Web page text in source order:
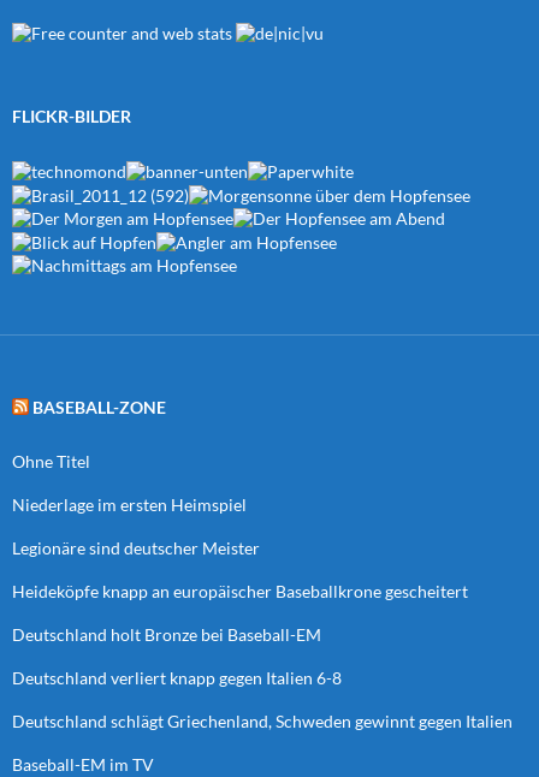
FLICKR-BILDER
BASEBALL-ZONE
Ohne Titel
Niederlage im ersten Heimspiel
Legionäre sind deutscher Meister
Heideköpfe knapp an europäischer Baseballkrone gescheitert
Deutschland holt Bronze bei Baseball-EM
Deutschland verliert knapp gegen Italien 6-8
Deutschland schlägt Griechenland, Schweden gewinnt gegen Italien
Baseball-EM im TV